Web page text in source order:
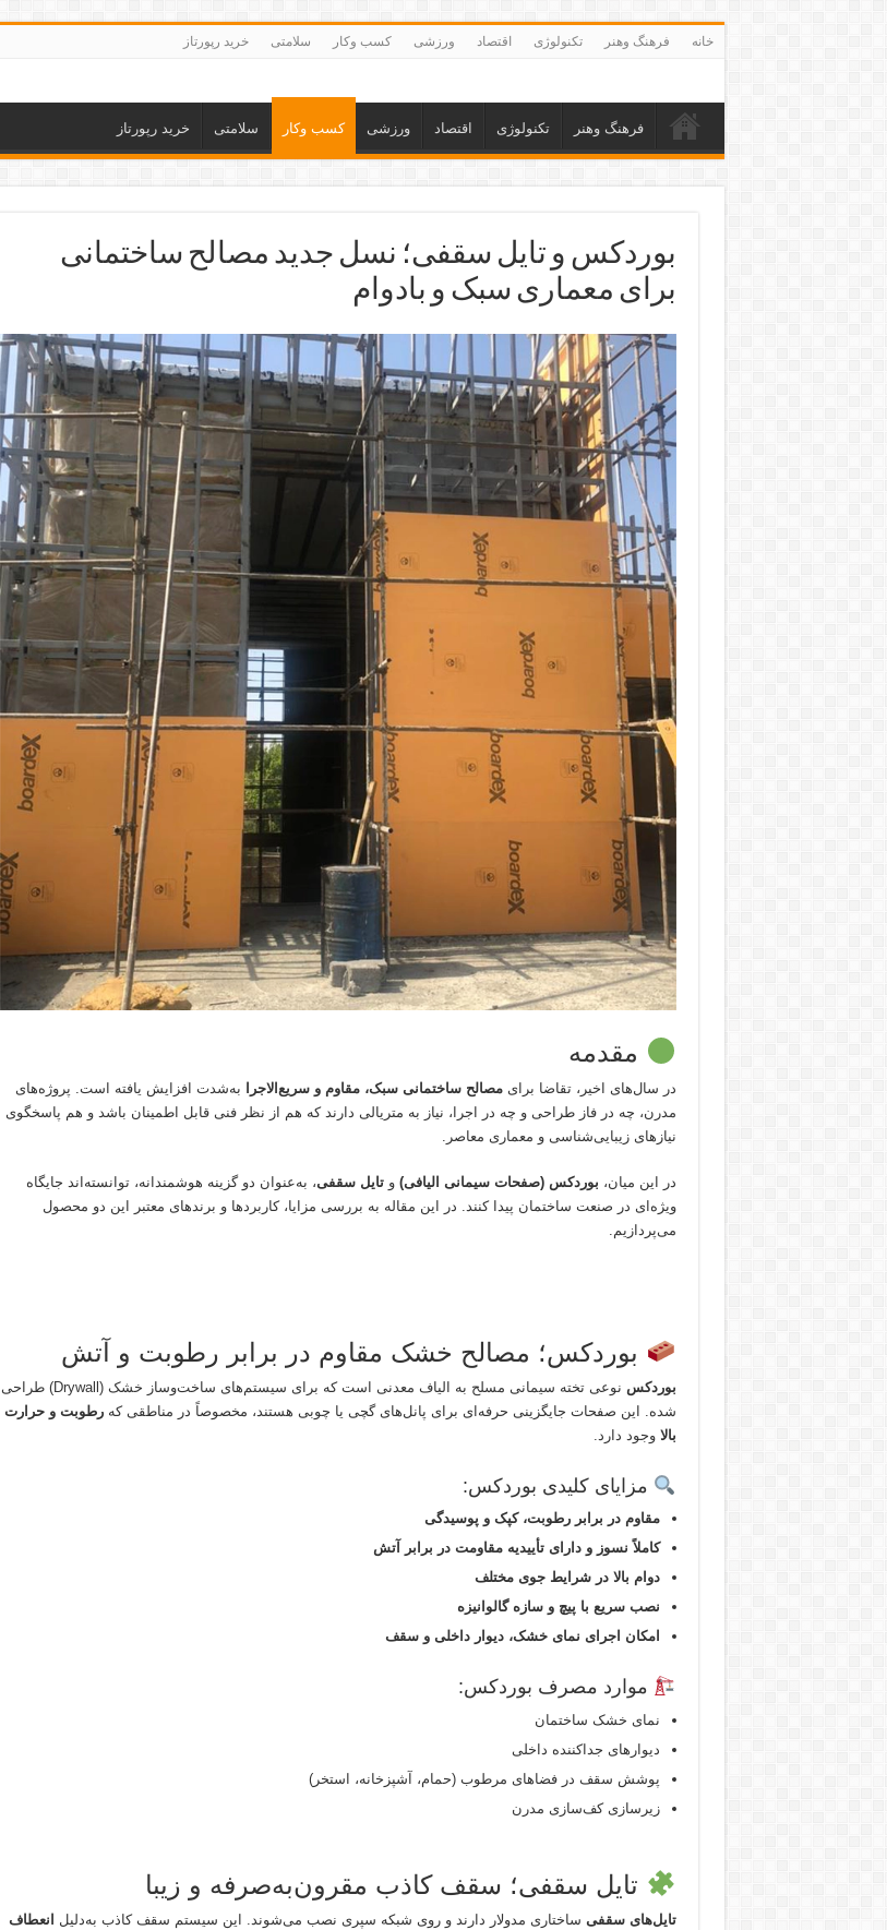
خانه فرهنگ وهنر تکنولوژی اقتصاد ورزشی کسب وکار سلامتی خرید رپورتاز
فرهنگ وهنر تکنولوژی اقتصاد ورزشی کسب وکار سلامتی خرید رپورتاز
بوردکس و تایل سقفی؛ نسل جدید مصالح ساختمانی
برای معماری سبک و بادوام
مقدمه
در سال‌های اخیر، تقاضا برایمصالح ساختمانی سبک، مقاوم و سریع‌الاجرا به‌شدت افزایش یافته است. پروژه‌های
مدرن، چه در فاز طراحی و چه در اجرا، نیاز به متریالی دارند که هم از نظر فنی قابل اطمینان باشد و هم پاسخگوی
نیازهای زیبایی‌شناسی و معماری معاصر.
در این میان، بوردکس (صفحات سیمانی الیافی) وتایل سقفی، به‌عنوان دو گزینه هوشمندانه، توانسته‌اند جایگاه
ویژه‌ای در صنعت ساختمان پیدا کنند. در این مقاله به بررسی مزایا، کاربردها و برندهای معتبر این دو محصول
می‌پردازیم.
بوردکس؛ مصالح خشک مقاوم در برابر رطوبت و آتش
بوردکس
نوعی تخته سیمانی مسلح به الیاف معدنی است که برای سیستم‌های ساخت‌وساز خشک (Drywall) طراحی
شده. این صفحات جایگزینی حرفه‌ای برای پانل‌های گچی یا چوبی هستند، مخصوصاً در مناطقی کهرطوبت و حرارت
بالا وجود دارد.
مزایای کلیدی بوردکس:
مقاوم در برابر رطوبت، کپک و پوسیدگی
کاملاً نسوز و دارای تأییدیه مقاومت در برابر آتش
دوام بالا در شرایط جوی مختلف
نصب سریع با پیچ و سازه گالوانیزه
امکان اجرای نمای خشک، دیوار داخلی و سقف
موارد مصرف بوردکس:
نمای خشک ساختمان
دیوارهای جداکننده داخلی
پوشش سقف در فضاهای مرطوب (حمام، آشپزخانه، استخر)
زیرسازی کف‌سازی مدرن
تایل سقفی؛ سقف کاذب مقرون‌به‌صرفه و زیبا
تایل‌های سقفی ساختاری مدولار دارند و روی شبکه سپری نصب می‌شوند. این سیستم سقف کاذب به‌دلیل
انعطاف